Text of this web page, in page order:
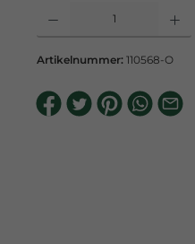
Produkt Anzahl: Gib den
Artikelnummer: 110568-O